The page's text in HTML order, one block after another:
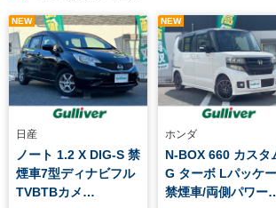
NEW
日産
ノート 1.2 X DIG-S 禁
煙車7型ディナビフル
TVBTBカメ
NEW
ホンダ
N-BOX 660 カスタ
G ターボ Lパッケ
禁煙車/両側パワー